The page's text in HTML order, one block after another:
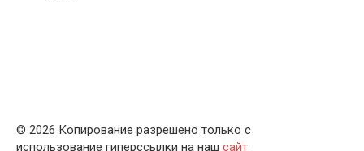
© 2026 Копирование разрешено только с
использование гиперссылки на наш сайт